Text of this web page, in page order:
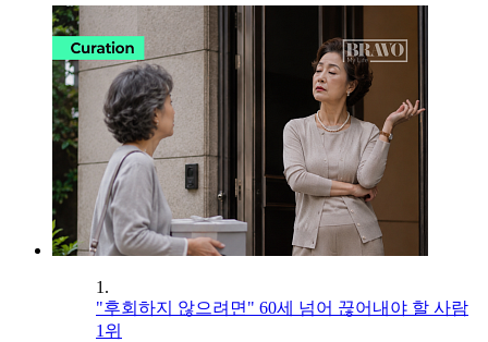
1.
"후회하지 않으려면" 60세 넘어 끊어내야 할 사람
1위